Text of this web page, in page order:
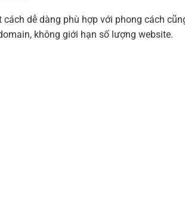
dễ dàng phù hợp với phong cách
không giới hạn số lượng website.